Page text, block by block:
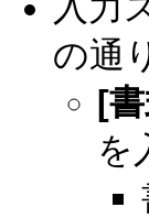
の通
[
を